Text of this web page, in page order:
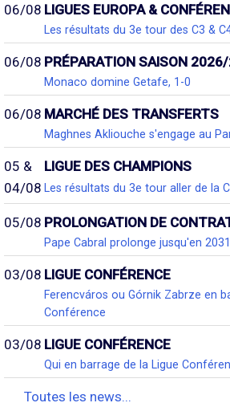
06/08 LIGUES EUROPA &
Les résultats du 3e tour des C3 &
06/08 PRÉPARATION SAISON
Monaco domine Getafe, 1-0
06/08 MARCHÉ DES TRANSFERTS
Maghnes Akliouche s'engage au
05 &
04/08
LIGUE DES CHAMPIONS
Les résultats du 3e tour aller de la
05/08 PROLONGATION DE
Pape Cabral prolonge jusqu'en 2031
03/08 LIGUE CONFÉRENCE
Ferencváros ou Górnik Zabrze en
Conférence
03/08 LIGUE CONFÉRENCE
Qui en barrage de la Ligue
Toutes les news...